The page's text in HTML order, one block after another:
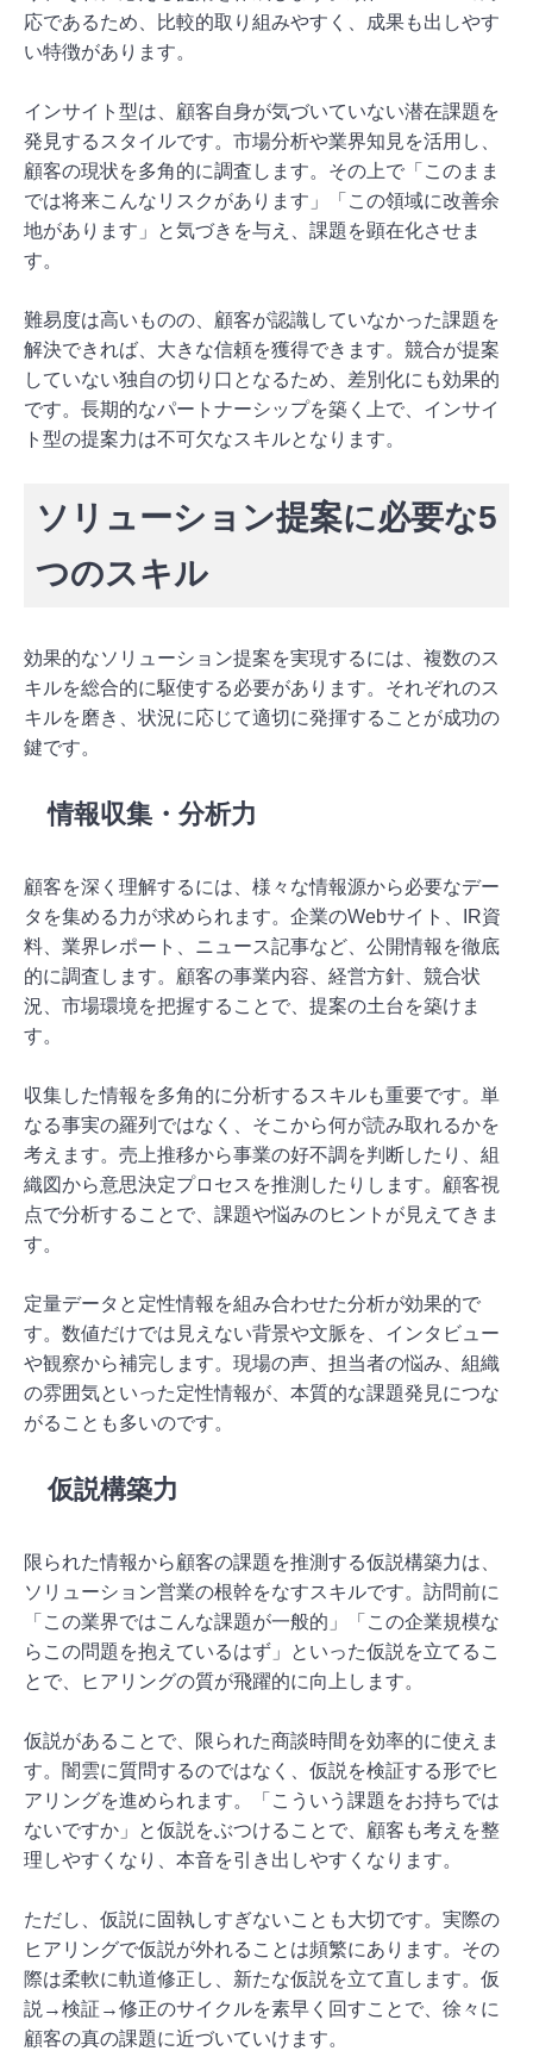
応であるため、比較的取り組みやすく、成果も出しやす
い特徴があります。
インサイト型は、顧客自身が気づいていない潜在課題を
発見するスタイルです。市場分析や業界知見を活用し、
顧客の現状を多角的に調査します。その上で「このまま
では将来こんなリスクがあります」「この領域に改善余
地があります」と気づきを与え、課題を顕在化させま
す。
難易度は高いものの、顧客が認識していなかった課題を
解決できれば、大きな信頼を獲得できます。競合が提案
していない独自の切り口となるため、差別化にも効果的
です。長期的なパートナーシップを築く上で、インサイ
ト型の提案力は不可欠なスキルとなります。
ソリューション提案に必要な5
つのスキル
効果的なソリューション提案を実現するには、複数のス
キルを総合的に駆使する必要があります。それぞれのス
キルを磨き、状況に応じて適切に発揮することが成功の
鍵です。
情報収集・分析力
顧客を深く理解するには、様々な情報源から必要なデー
タを集める力が求められます。企業のWebサイト、IR資
料、業界レポート、ニュース記事など、公開情報を徹底
的に調査します。顧客の事業内容、経営方針、競合状
況、市場環境を把握することで、提案の土台を築けま
す。
収集した情報を多角的に分析するスキルも重要です。単
なる事実の羅列ではなく、そこから何が読み取れるかを
考えます。売上推移から事業の好不調を判断したり、組
織図から意思決定プロセスを推測したりします。顧客視
点で分析することで、課題や悩みのヒントが見えてきま
す。
定量データと定性情報を組み合わせた分析が効果的で
す。数値だけでは見えない背景や文脈を、インタビュー
や観察から補完します。現場の声、担当者の悩み、組織
の雰囲気といった定性情報が、本質的な課題発見につな
がることも多いのです。
仮説構築力
限られた情報から顧客の課題を推測する仮説構築力は、
ソリューション営業の根幹をなすスキルです。訪問前に
「この業界ではこんな課題が一般的」「この企業規模な
らこの問題を抱えているはず」といった仮説を立てるこ
とで、ヒアリングの質が飛躍的に向上します。
仮説があることで、限られた商談時間を効率的に使えま
す。闇雲に質問するのではなく、仮説を検証する形でヒ
アリングを進められます。「こういう課題をお持ちでは
ないですか」と仮説をぶつけることで、顧客も考えを整
理しやすくなり、本音を引き出しやすくなります。
ただし、仮説に固執しすぎないことも大切です。実際の
ヒアリングで仮説が外れることは頻繁にあります。その
際は柔軟に軌道修正し、新たな仮説を立て直します。仮
説→検証→修正のサイクルを素早く回すことで、徐々に
顧客の真の課題に近づいていけます。